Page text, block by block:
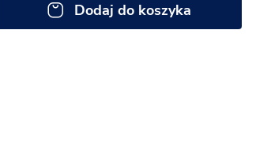
Dodaj do koszyka